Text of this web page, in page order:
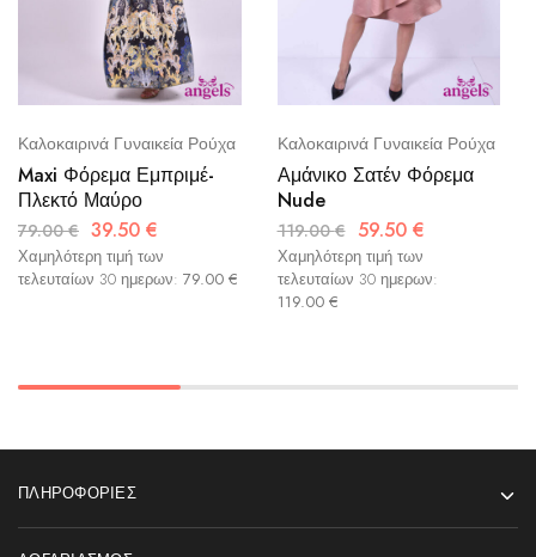
Καλοκαιρινά Γυναικεία Ρούχα
Maxi Φόρεμα Εμπριμέ-
Πλεκτό Μαύρο
79.00€ 39.50 €
Χαμηλότερη τιμή των
τελευταίων 30 ημερων: 79.00 €
Καλοκαιρινά Γυναικεία Ρούχα
Αμάνικο Σατέν Φόρεμα
Nude
119.00€ 59.50 €
Χαμηλότερη τιμή των
τελευταίων 30 ημερων:
119.00 €
ΠΛΗΡΟΦΟΡΊΕΣ